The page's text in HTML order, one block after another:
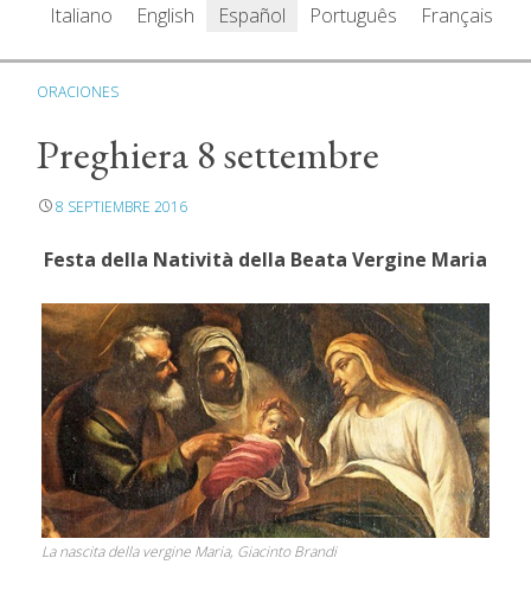
Italiano English Español Português Français
ORACIONES
Preghiera 8 settembre
8 SEPTIEMBRE 2016
Festa della Natività della Beata Vergine Maria
La nascita della vergine Maria, Giacinto Brandi